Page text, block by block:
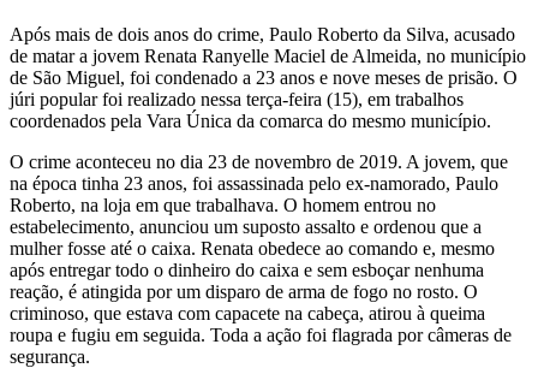
Após mais de dois anos do crime, Paulo Roberto da Silva, acusado
de matar a jovem Renata Ranyelle Maciel de Almeida, no município
de São Miguel, foi condenado a 23 anos e nove meses de prisão. O
júri popular foi realizado nessa terça-feira (15), em trabalhos
coordenados pela Vara Única da comarca do mesmo município.
O crime aconteceu no dia 23 de novembro de 2019. A jovem, que
na época tinha 23 anos, foi assassinada pelo ex-namorado, Paulo
Roberto, na loja em que trabalhava. O homem entrou no
estabelecimento, anunciou um suposto assalto e ordenou que a
mulher fosse até o caixa. Renata obedece ao comando e, mesmo
após entregar todo o dinheiro do caixa e sem esboçar nenhuma
reação, é atingida por um disparo de arma de fogo no rosto. O
criminoso, que estava com capacete na cabeça, atirou à queima
roupa e fugiu em seguida. Toda a ação foi flagrada por câmeras de
segurança.